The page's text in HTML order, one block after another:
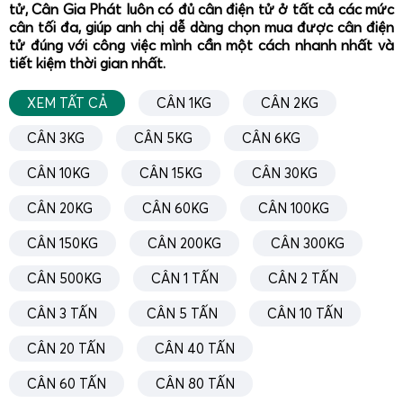
Cân mini - cân tiểu ly mini 100g 200g 300g 500g
1000g cân định lượng giấy, vải, chi tiết nhựa và mẫu
hàng hóa
tử, Cân Gia Phát luôn có đủ cân điện tử ở tất cả các mức
cân tối đa, giúp anh chị dễ dàng chọn mua được cân điện
tử đúng với công việc mình cần một cách nhanh nhất và
tiết kiệm thời gian nhất.
XEM TẤT CẢ CÂN 1KG CÂN 2KG
CÂN 3KG CÂN 5KG CÂN 6KG
CÂN 10KG CÂN 15KG CÂN 30KG
CÂN 20KG CÂN 60KG CÂN 100KG
CÂN 150KG CÂN 200KG CÂN 300KG
CÂN 500KG CÂN 1 TẤN CÂN 2 TẤN
CÂN 3 TẤN CÂN 5 TẤN CÂN 10 TẤN
CÂN 20 TẤN CÂN 40 TẤN
CÂN 60 TẤN CÂN 80 TẤN